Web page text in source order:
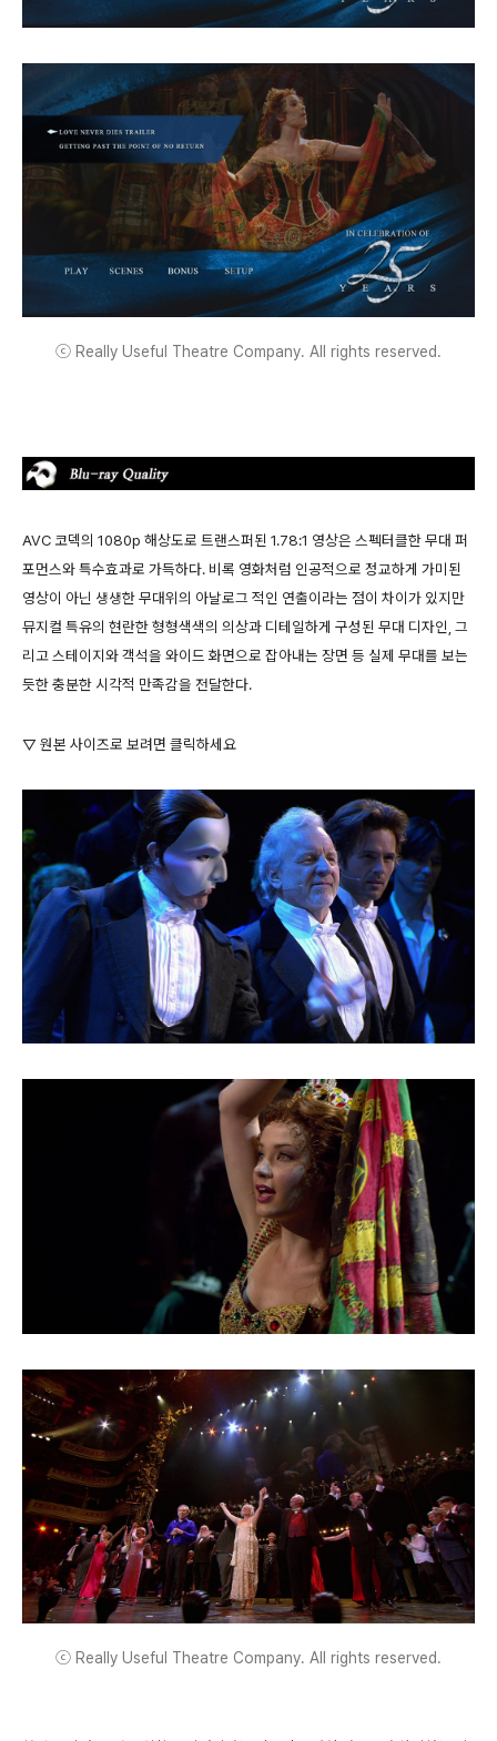
ⓒ Really Useful Theatre Company. All rights reserved.
AVC 코덱의 1080p 해상도로 트랜스퍼된 1.78:1 영상은 스펙터클한 무대 퍼
포먼스와 특수효과로 가득하다. 비록 영화처럼 인공적으로 정교하게 가미된
영상이 아닌 생생한 무대위의 아날로그 적인 연출이라는 점이 차이가 있지만
뮤지컬 특유의 현란한 형형색색의 의상과 디테일하게 구성된 무대 디자인, 그
리고 스테이지와 객석을 와이드 화면으로 잡아내는 장면 등 실제 무대를 보는
듯한 충분한 시각적 만족감을 전달한다.
▽ 원본 사이즈로 보려면 클릭하세요
ⓒ Really Useful Theatre Company. All rights reserved.